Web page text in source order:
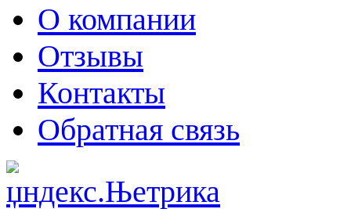
О компании
Отзывы
Контакты
Обратная связь